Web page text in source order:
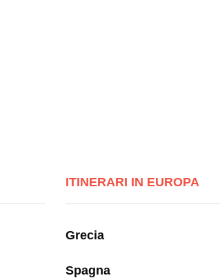
ITINERARI IN EUROPA
Grecia
Spagna